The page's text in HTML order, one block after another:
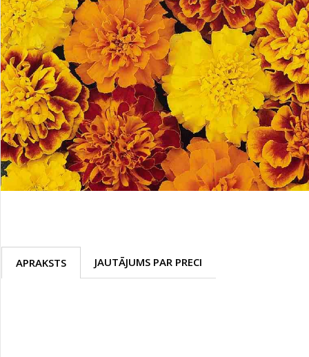
Palīglīdzekļi augu audzēšanai(72)
Klientu Diena
Novatec - izcils mēslošanai arī
sezonas otrajā pusē!
Piedāvājums ābeļdārziem
TOP piemājas dārzam 2024
APRAKSTS JAUTĀJUMS PAR PRECI